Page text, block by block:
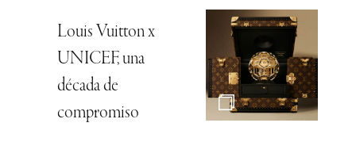
Louis Vuitton x
UNICEF, una
década de
compromiso